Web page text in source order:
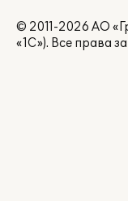
© 2011-2026 АО
«1С»). Все права